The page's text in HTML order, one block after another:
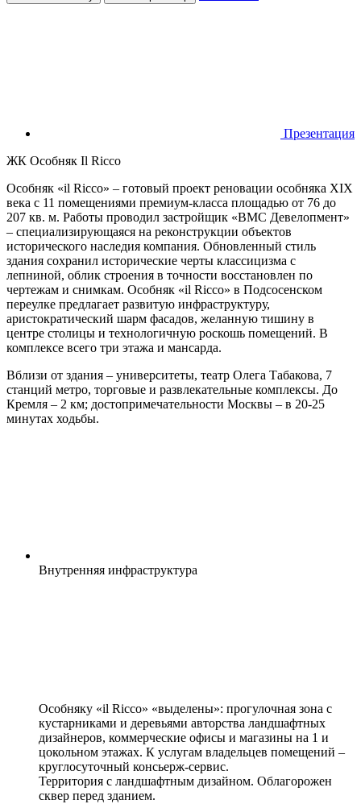
Презентация
ЖК Особняк Il Ricco
Особняк «il Ricco» – готовый проект реновации особняка XIX
века с 11 помещениями премиум-класса площадью от 76 до
207 кв. м. Работы проводил застройщик «ВМС Девелопмент»
– специализирующаяся на реконструкции объектов
исторического наследия компания. Обновленный стиль
здания сохранил исторические черты классицизма с
лепниной, облик строения в точности восстановлен по
чертежам и снимкам. Особняк «il Ricco» в Подсосенском
переулке предлагает развитую инфраструктуру,
аристократический шарм фасадов, желанную тишину в
центре столицы и технологичную роскошь помещений. В
комплексе всего три этажа и мансарда.
Вблизи от здания – университеты, театр Олега Табакова, 7
станций метро, торговые и развлекательные комплексы. До
Кремля – 2 км; достопримечательности Москвы – в 20-25
минутах ходьбы.
Внутренняя инфраструктура
Особняку «il Ricco» «выделены»: прогулочная зона с
кустарниками и деревьями авторства ландшафтных
дизайнеров, коммерческие офисы и магазины на 1 и
цокольном этажах. К услугам владельцев помещений –
круглосуточный консьерж-сервис.
Территория с ландшафтным дизайном. Облагорожен
сквер перед зданием.